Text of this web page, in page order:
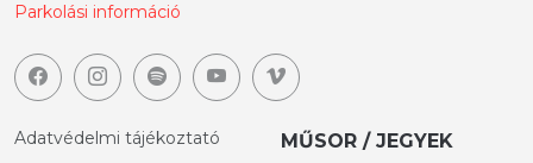
Parkolási információ
Adatvédelmi tájékoztató
MŰSOR / JEGYEK